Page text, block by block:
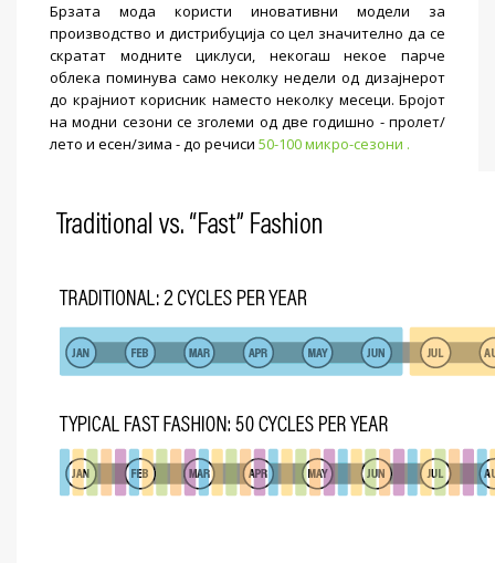
Брзата мода користи иновативни модели за
производство и дистрибуција со цел значително да се
скратат модните циклуси, некогаш некое парче
облека поминува само неколку недели од дизајнерот
до крајниот корисник наместо неколку месеци. Бројот
на модни сезони се зголеми од две годишно - пролет/
лето и есен/зима - до речиси 50-100 микро-сезони .